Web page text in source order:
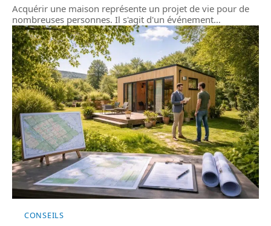
Acquérir une maison représente un projet de vie pour de
nombreuses personnes. Il s'agit d'un événement…
CONSEILS